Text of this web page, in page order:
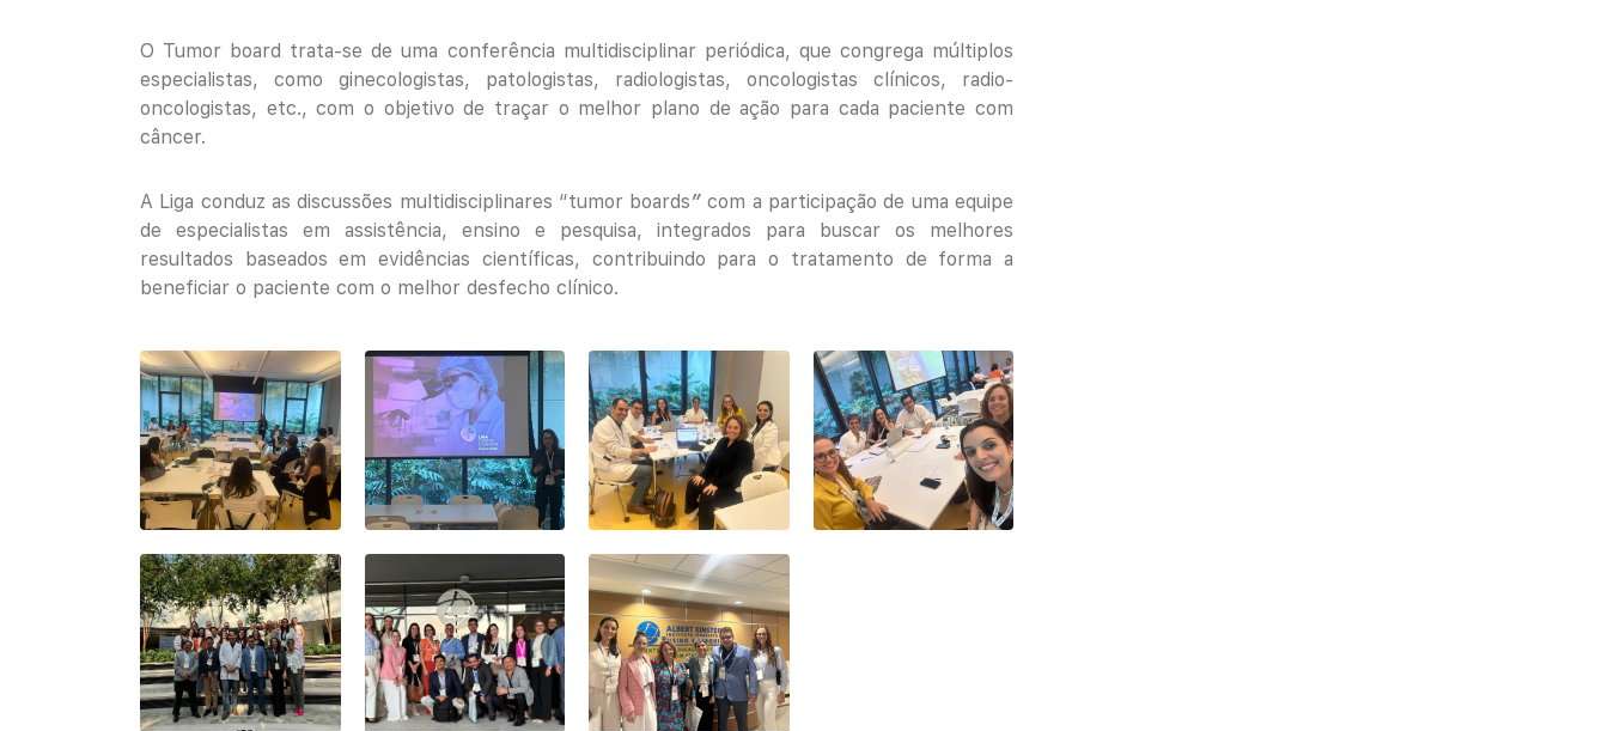
O Tumor board trata-se de uma conferência multidisciplinar periódica, que congrega múltiplos
especialistas, como ginecologistas, patologistas, radiologistas, oncologistas clínicos, radio-
oncologistas, etc., com o objetivo de traçar o melhor plano de ação para cada paciente com
câncer.
A Liga conduz as discussões multidisciplinares “tumor boards” com a participação de uma equipe
de especialistas em assistência, ensino e pesquisa, integrados para buscar os melhores
resultados baseados em evidências científicas, contribuindo para o tratamento de forma a
beneficiar o paciente com o melhor desfecho clínico.